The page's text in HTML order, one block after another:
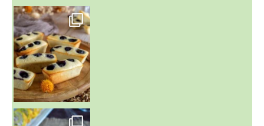
~ FINANCIERS MYRTILLES ET CITRON ~
Aujourd'hu